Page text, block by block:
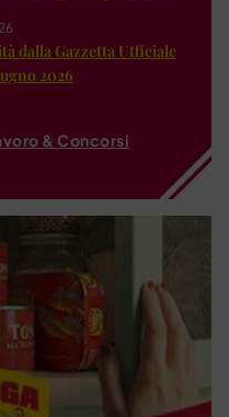
dalla Gazzetta Ufficiale
2026
& Concorsi